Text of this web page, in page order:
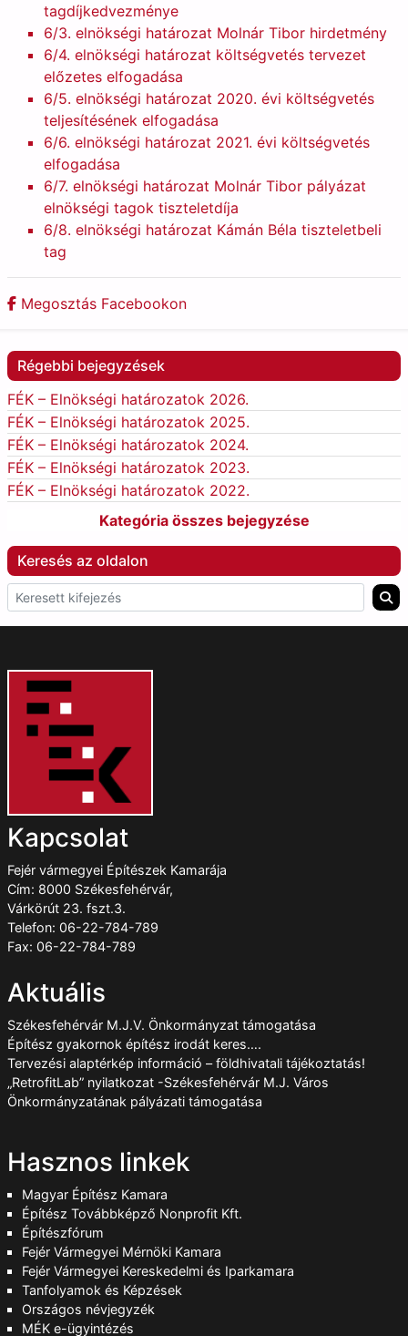
tagdíjkedvezménye
6/3. elnökségi határozat Molnár Tibor hirdetmény
6/4. elnökségi határozat költségvetés tervezet
előzetes elfogadása
6/5. elnökségi határozat 2020. évi költségvetés
teljesítésének elfogadása
6/6. elnökségi határozat 2021. évi költségvetés
elfogadása
6/7. elnökségi határozat Molnár Tibor pályázat
elnökségi tagok tiszteletdíja
6/8. elnökségi határozat Kámán Béla tiszteletbeli
tag
Megosztás Facebookon
Régebbi bejegyzések
FÉK – Elnökségi határozatok 2026.
FÉK – Elnökségi határozatok 2025.
FÉK – Elnökségi határozatok 2024.
FÉK – Elnökségi határozatok 2023.
FÉK – Elnökségi határozatok 2022.
Kategória összes bejegyzése
Keresés az oldalon
Kapcsolat
Fejér vármegyei Építészek Kamarája
Cím: 8000 Székesfehérvár,
Várkörút 23. fszt.3.
Telefon: 06-22-784-789
Fax: 06-22-784-789
Aktuális
Székesfehérvár M.J.V. Önkormányzat támogatása
Építész gyakornok építész irodát keres….
Tervezési alaptérkép információ – földhivatali tájékoztatás!
„RetrofitLab” nyilatkozat -Székesfehérvár M.J. Város
Önkormányzatának pályázati támogatása
Hasznos linkek
Magyar Építész Kamara
Építész Továbbképző Nonprofit Kft.
Építészfórum
Fejér Vármegyei Mérnöki Kamara
Fejér Vármegyei Kereskedelmi és Iparkamara
Tanfolyamok és Képzések
Országos névjegyzék
MÉK e-ügyintézés